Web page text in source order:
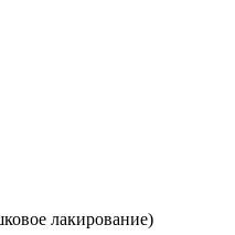
лакирование)